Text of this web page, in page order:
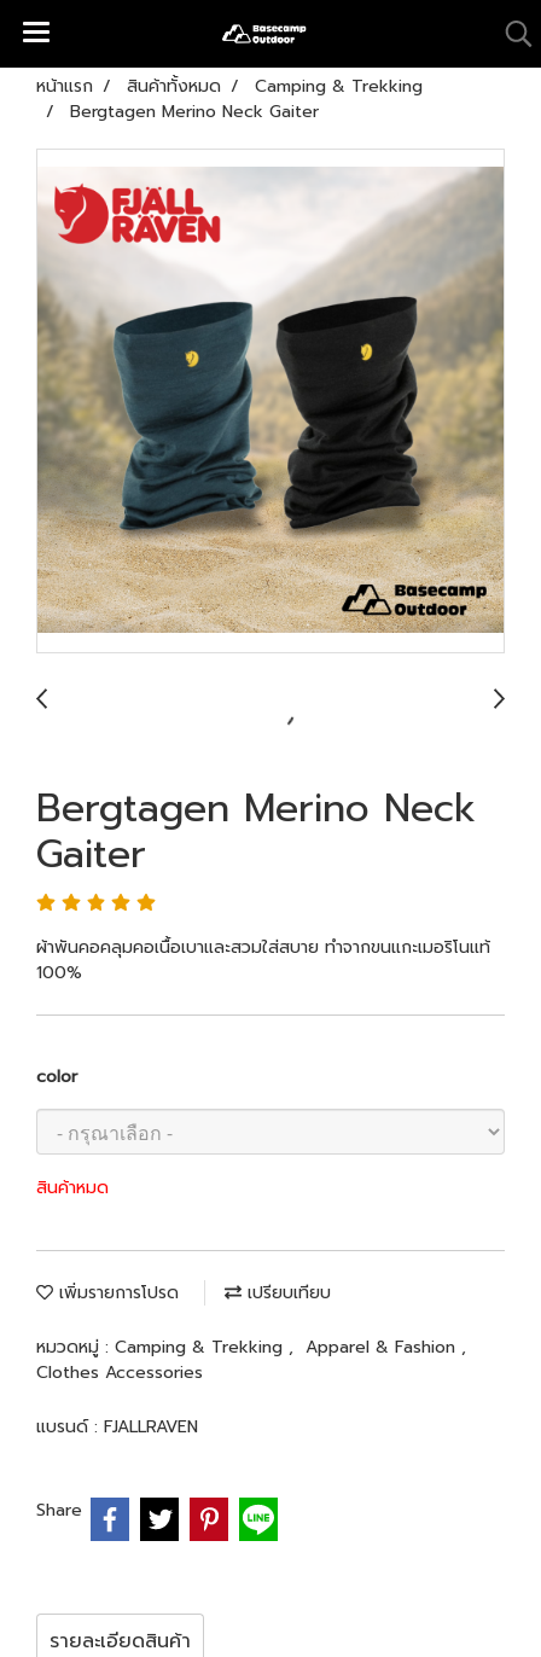
หน้าแรก สินค้าทั้งหมด
Camping & Trekking
Bergtagen Merino Neck Gaiter
Bergtagen Merino Neck
Gaiter
ผ้าพันคอคลุมคอเนื้อเบาและสวมใส่สบาย ทำจากขนแกะเมอริโนแท้
100%
color
สินค้าหมด
เพิ่มรายการโปรด เปรียบเทียบ
หมวดหมู่ : Camping & Trekking , Apparel & Fashion ,
Clothes Accessories
แบรนด์ : FJALLRAVEN
Share
รายละเอียดสินค้า